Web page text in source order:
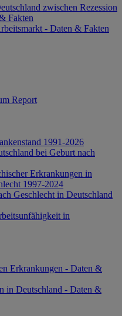
zwischen Rezession
Fakten
- Daten & Fakten
Report
1991-2026
bei Geburt nach
Erkrankungen in
1997-2024
Geschlecht in Deutschland
in
Erkrankungen - Daten &
in Deutschland - Daten &